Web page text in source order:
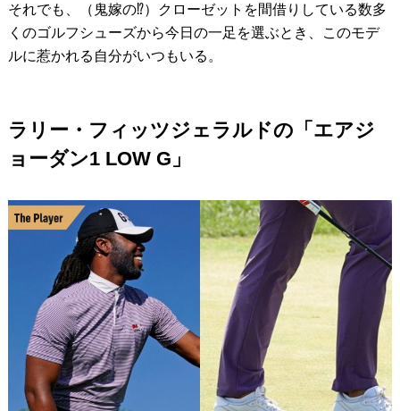
それでも、（鬼嫁の⁉）クローゼットを間借りしている数多
くのゴルフシューズから今日の一足を選ぶとき、このモデ
ルに惹かれる自分がいつもいる。
ラリー・フィッツジェラルドの「エアジ
ョーダン1 LOW G」